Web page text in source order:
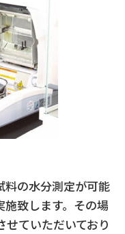
料の水分測定が可能
致します。その場
ていただいており